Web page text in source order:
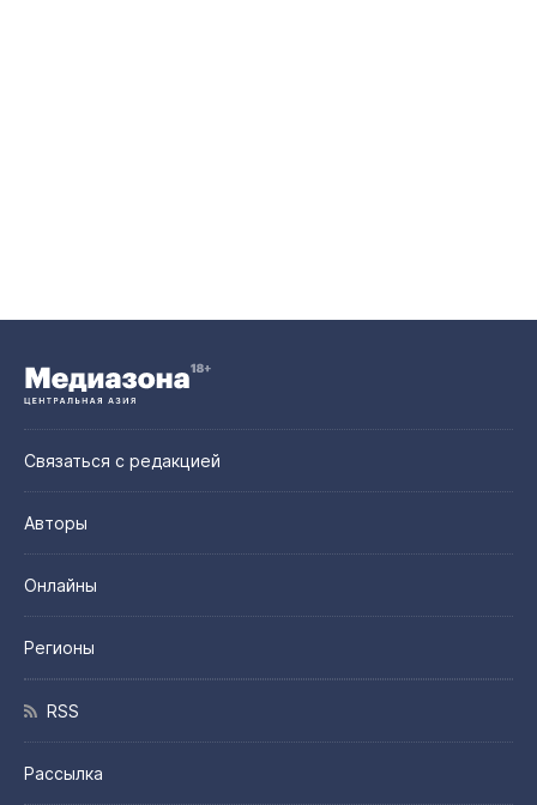
Связаться с редакцией
Авторы
Онлайны
Регионы
RSS
Рассылка